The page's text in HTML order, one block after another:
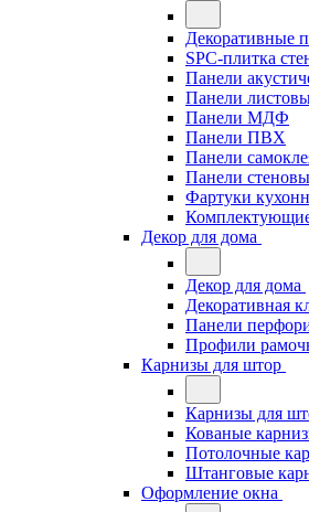
Декоративные
SPC-плитка
Панели
Панели
Панели МДФ
Панели ПВХ
Панели
Панели
Фартуки
Декор для дома
Декор для дома
Декоративная
Панели
Профили
Карнизы для штор
Карнизы для
Кованые
Потолочные
Штанговые
Оформление окна